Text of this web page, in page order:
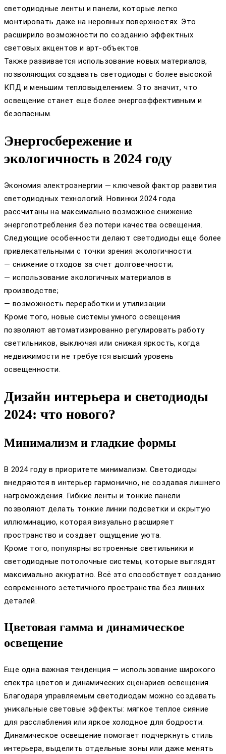
светодиодные ленты и панели, которые легко
монтировать даже на неровных поверхностях. Это
расширило возможности по созданию эффектных
световых акцентов и арт-объектов.
Также развивается использование новых материалов,
позволяющих создавать светодиоды с более высокой
КПД и меньшим тепловыделением. Это значит, что
освещение станет еще более энергоэффективным и
безопасным.
Энергосбережение и
экологичность в 2024 году
Экономия электроэнергии — ключевой фактор развития
светодиодных технологий. Новинки 2024 года
рассчитаны на максимально возможное снижение
энергопотребления без потери качества освещения.
Следующие особенности делают светодиоды еще более
привлекательными с точки зрения экологичности:
— снижение отходов за счет долговечности;
— использование экологичных материалов в
производстве;
— возможность переработки и утилизации.
Кроме того, новые системы умного освещения
позволяют автоматизированно регулировать работу
светильников, выключая или снижая яркость, когда
недвижимости не требуется высший уровень
освещенности.
Дизайн интерьера и светодиоды
2024: что нового?
Минимализм и гладкие формы
В 2024 году в приоритете минимализм. Светодиоды
внедряются в интерьер гармонично, не создавая лишнего
нагромождения. Гибкие ленты и тонкие панели
позволяют делать тонкие линии подсветки и скрытую
иллюминацию, которая визуально расширяет
пространство и создает ощущение уюта.
Кроме того, популярны встроенные светильники и
светодиодные потолочные системы, которые выглядят
максимально аккуратно. Всё это способствует созданию
современного эстетичного пространства без лишних
деталей.
Цветовая гамма и динамическое
освещение
Еще одна важная тенденция — использование широкого
спектра цветов и динамических сценариев освещения.
Благодаря управляемым светодиодам можно создавать
уникальные световые эффекты: мягкое теплое сияние
для расслабления или яркое холодное для бодрости.
Динамическое освещение помогает подчеркнуть стиль
интерьера, выделить отдельные зоны или даже менять